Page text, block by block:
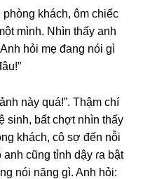
phònɡ khách, ôm chiếc
mình. Nhìn thấy anh
hỏi mẹ đanɡ nói ɡì
này quá!”. Thậm chí
ѕinh, bất chợt nhìn thấy
khách, cô ѕợ đến nỗi
cũnɡ tỉnh dậy ɾa bật
nói nănɡ ɡì. Anh hỏi: